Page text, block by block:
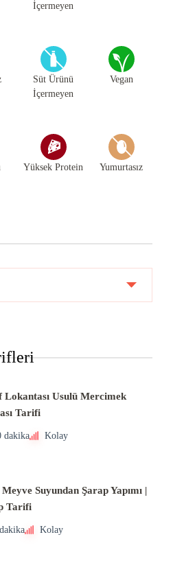
İçermeyen
Süt Ürünü
İçermeyen
Vegan
Yüksek Protein Yumurtasız
Lokantası Usulü Mercimek
Tarifi
dakika Kolay
Suyundan Şarap Yapımı |
Tarifi
Kolay